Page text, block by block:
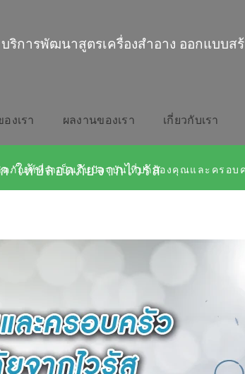
ริการพัฒนาสูตรเครื่องสำอาง ออกแบบส
งเรา ผลงานของเรา เกี่ยวกับเรา
ให้ปลอดภัยจากไวรัส
ตภัณฑ์ที่จำเป็นในปัจจุบัน ที่ปกป้องคุณและครอบ